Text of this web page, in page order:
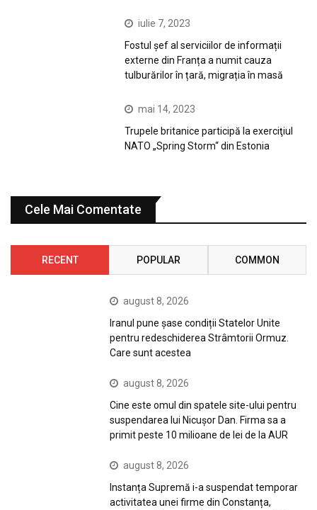
iulie 7, 2023
Fostul șef al serviciilor de informații
externe din Franța a numit cauza
tulburărilor în țară, migrația în masă
mai 14, 2023
Trupele britanice participă la exerciţiul
NATO „Spring Storm“ din Estonia
Cele Mai Comentate
RECENT POPULAR COMMON
august 8, 2026
Iranul pune șase condiții Statelor Unite
pentru redeschiderea Strâmtorii Ormuz.
Care sunt acestea
august 8, 2026
Cine este omul din spatele site-ului pentru
suspendarea lui Nicuşor Dan. Firma sa a
primit peste 10 milioane de lei de la AUR
august 8, 2026
Instanța Supremă i-a suspendat temporar
activitatea unei firme din Constanța,